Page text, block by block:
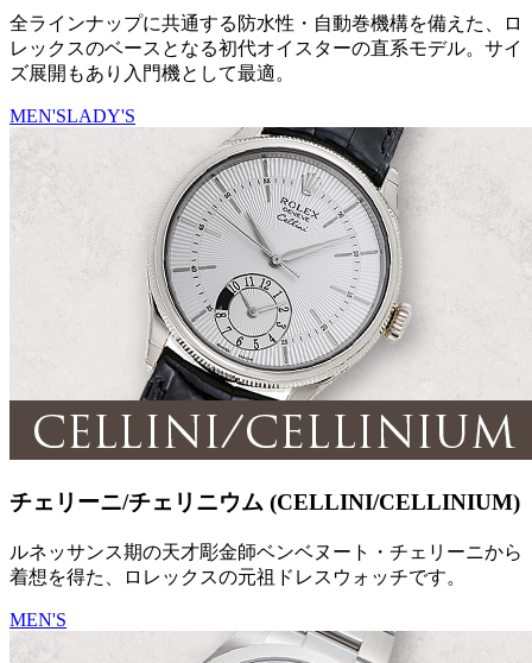
全ラインナップに共通する防水性・自動巻機構を備えた、ロ
レックスのベースとなる初代オイスターの直系モデル。サイ
ズ展開もあり入門機として最適。
MEN'SLADY'S
チェリーニ/チェリニウム (CELLINI/CELLINIUM)
ルネッサンス期の天才彫金師ベンベヌート・チェリーニから
着想を得た、ロレックスの元祖ドレスウォッチです。
MEN'S